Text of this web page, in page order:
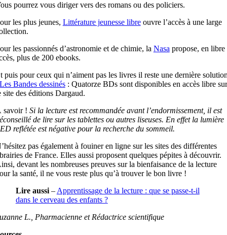
pourrez vous diriger vers des romans ou des policiers.
les plus jeunes, Littérature jeunesse libreouvre l’accès à une large
les passionnés d’astronomie et de chimie, la Nasapropose, en libre
plus de 200 ebooks.
puis pour ceux qui n’aiment pas les livres il reste une dernière
Bandes dessinés: Quatorze BDs sont disponibles en accès libre sur
site des éditions Dargaud.
savoir ! Si la lecture est recommandée avant l’endormissement, il est
de lire sur les tablettes ou autres liseuses. En effet la lumière
reflétée est négative pour la recherche du sommeil.
pas également à fouiner en ligne sur les sites des différentes
de France. Elles aussi proposent quelques pépites à découvrir.
devant les nombreuses preuves sur la bienfaisance de la lecture
la santé, il ne vous reste plus qu’à trouver le bon livre !
Lire aussi–Apprentissage de la lecture : que se passe-t-il
dans le cerveau des enfants ?
L., Pharmacienne et Rédactrice scientifique